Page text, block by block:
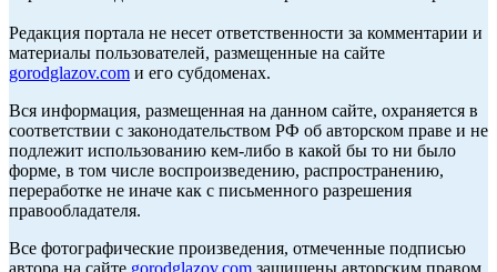
Редакция портала не несет ответственности за комментарии и
материалы пользователей, размещенные на сайте
gorodglazov.com и его субдоменах.
Вся информация, размещенная на данном сайте, охраняется в
соответствии с законодательством РФ об авторском праве и не
подлежит использованию кем-либо в какой бы то ни было
форме, в том числе воспроизведению, распространению,
переработке не иначе как с письменного разрешения
правообладателя.
Все фотографические произведения, отмеченные подписью